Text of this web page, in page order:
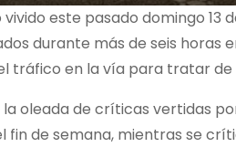
este pasado domingo 13
durante más de seis horas
tráfico en la vía para tratar
la oleada de críticas vertidas
de semana, mientras se